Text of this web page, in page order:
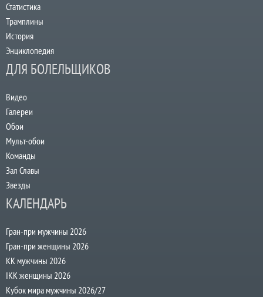
Статистика
Трамплины
История
Энциклопедия
ДЛЯ БОЛЕЛЬЩИКОВ
Видео
Галереи
Обои
Мульт-обои
Команды
Зал Славы
Звезды
КАЛЕНДАРЬ
Гран-при мужчины 2026
Гран-при женщины 2026
КК мужчины 2026
IKK женщины 2026
Кубок мира мужчины 2026/27